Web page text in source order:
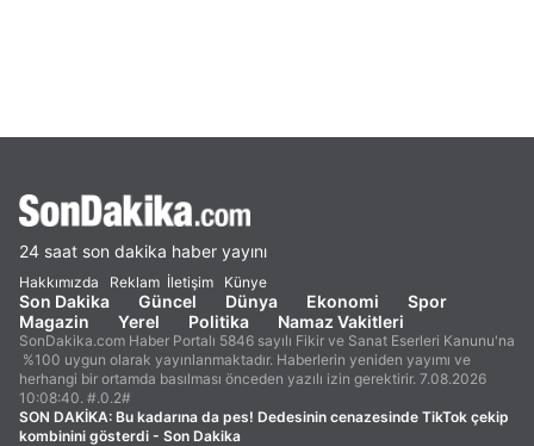
24 saat son dakika haber yayını
Hakkımızda Reklam İletişim Künye
Son Dakika Güncel Dünya Ekonomi
Spor
Magazin
Yerel Politika Namaz Vakitleri
SonDakika.com Haber Portalı 5846 sayılı Fikir ve Sanat Eserleri Kanunu'na
%100 uygun olarak yayınlanmaktadır. Haberlerin yeniden yayımı ve
herhangi bir ortamda basılması önceden yazılı izin gerektirir. 7.08.2026
10:08:40. #.0.2#
SON DAKİKA: Bu kadarına da pes! Dedesinin cenazesinde TikTok çekip
kombinini gösterdi - Son Dakika